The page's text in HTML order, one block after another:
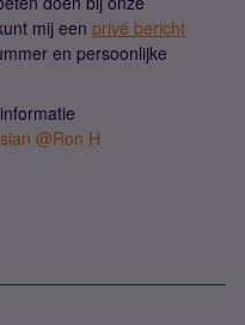
mij een privé bericht
en persoonlijke
@Ron H